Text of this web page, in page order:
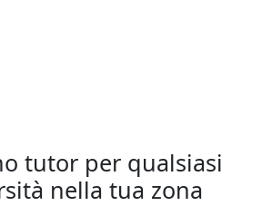
tutor per qualsiasi
nella tua zona